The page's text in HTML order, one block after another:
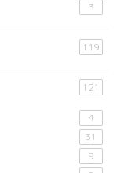
3
119
121
4
31
9